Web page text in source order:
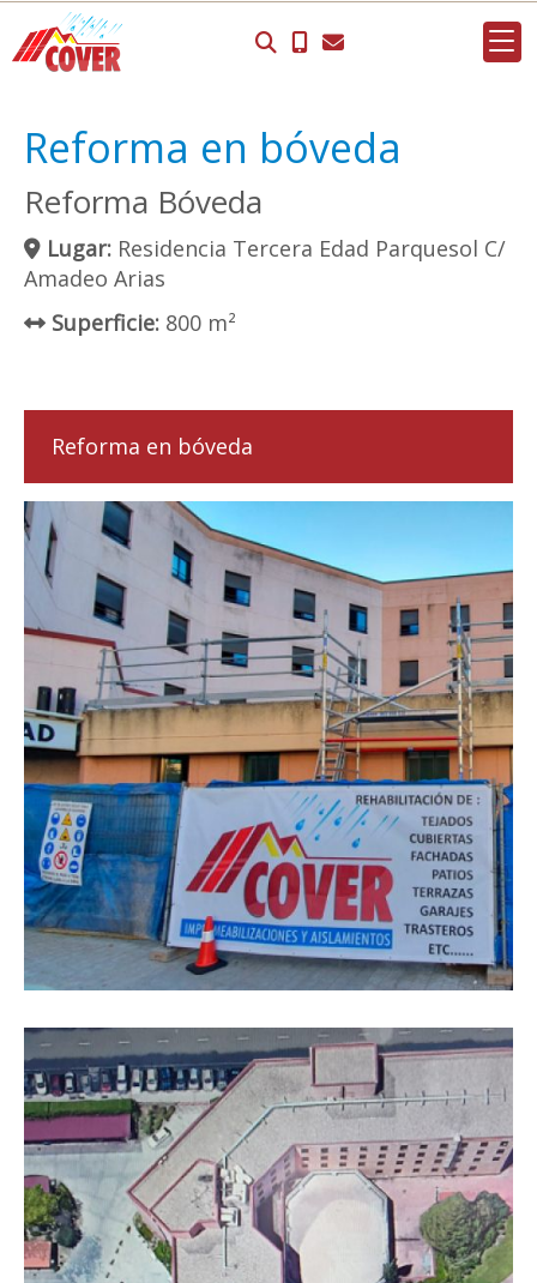
Reforma en bóveda
Reforma Bóveda
Lugar: Residencia Tercera Edad Parquesol C/
Amadeo Arias
Superficie: 800 m²
Reforma en bóveda
Reforma de bóveda en Valladolid
Previous Next